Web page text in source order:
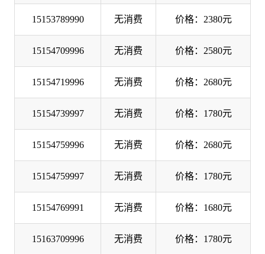
15153789990 无消费 价格：2380元
15154709996 无消费 价格：2580元
15154719996 无消费 价格：2680元
15154739997 无消费 价格：1780元
15154759996 无消费 价格：2680元
15154759997 无消费 价格：1780元
15154769991 无消费 价格：1680元
15163709996 无消费 价格：1780元